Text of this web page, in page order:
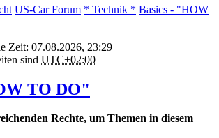
US-Car Forum * Technik * Basics - "HOW
Zeit: 07.08.2026, 23:29
sind UTC+02:00
TO DO"
Rechte, um Themen in diesem